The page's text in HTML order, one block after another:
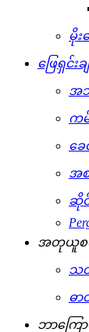
မိုး
ဖြေရှင်း
အ
ကမ်
ခေ
အစ
ဆို
အတုယူစ
သ
ဓာ
ဘာကြော